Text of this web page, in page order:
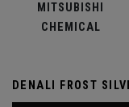
MITSUBISHI
CHEMICAL
DENALI FROST